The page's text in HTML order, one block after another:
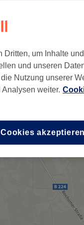
um Inhalte
und unseren
Nutzung unserer
weiter.